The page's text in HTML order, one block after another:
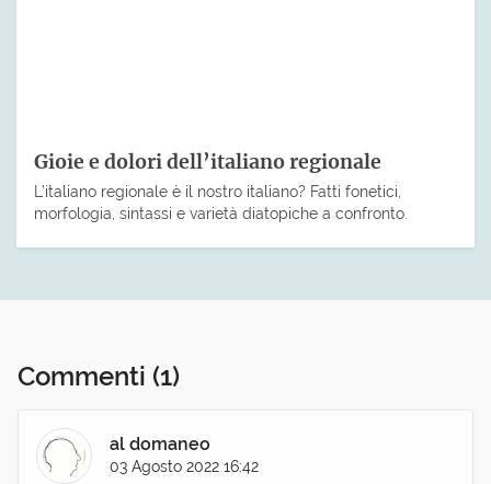
Gioie e dolori dell’italiano regionale
L’italiano regionale è il nostro italiano? Fatti fonetici,
morfologia, sintassi e varietà diatopiche a confronto.
Commenti (1)
al domaneo
03 Agosto 2022 16:42